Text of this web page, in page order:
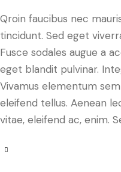
Qroin faucibus nec
tincidunt. Sed eget
Fusce sodales augue a
eget blandit pulvinar.
Vivamus elementum
eleifend tellus. Aenean
vitae, eleifend ac, enim.